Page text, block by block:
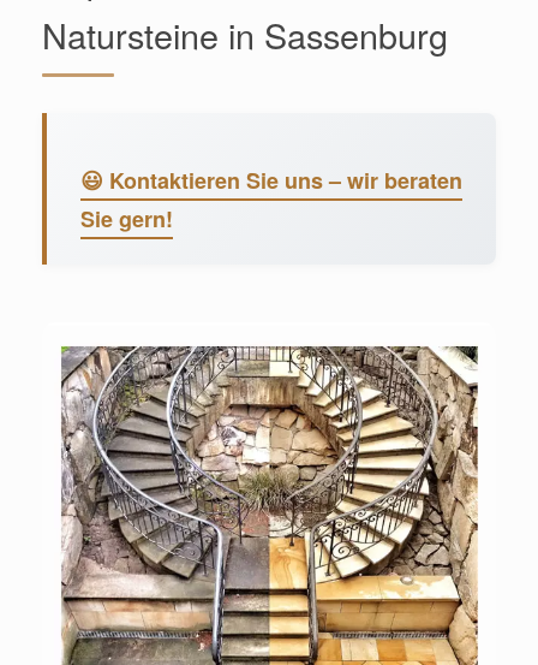
Natursteine in Sassenburg
😃 Kontaktieren Sie uns – wir beraten
Sie gern!